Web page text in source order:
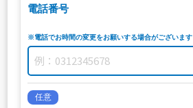
電話番号
※電話でお時間の変更をお願いする場合がございます
任意